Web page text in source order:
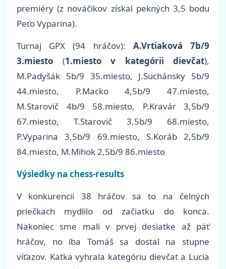
premiéry (z nováčikov získal pekných 3,5 bodu
Peťo Vyparina).
Turnaj GPX (94 hráčov): A.Vrtiaková 7b/9
3.miesto (1.miesto v kategórii dievčat),
M.Padyšák 5b/9 35.miesto, J.Suchánsky 5b/9
44.miesto, P.Macko 4,5b/9 47.miesto,
M.Starovič 4b/9 58.miesto, P.Kravár 3,5b/9
67.miesto, T.Starovič 3,5b/9 68.miesto,
P.Vyparina 3,5b/9 69.miesto, S.Koráb 2,5b/9
84.miesto, M.Mihok 2,5b/9 86.miesto
Výsledky na chess-results
V konkurencii 38 hráčov sa to na čelných
priečkach mydlilo od začiatku do konca.
Nakoniec sme mali v prvej desiatke až päť
hráčov, no iba Tomáš sa dostal na stupne
víťazov. Katka vyhrala kategóriu dievčat a Lucia